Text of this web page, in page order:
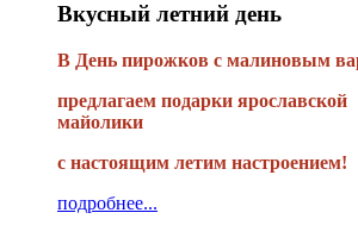
Вкусный летний день
В День пирожков с малиновым
предлагаем подарки ярославской
майолики
с настоящим летим настроением!
подробнее...